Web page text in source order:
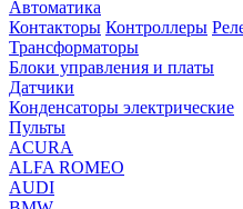
Автоматика
Контакторы Контроллеры
Трансформаторы
Блоки управления и платы
Датчики
Конденсаторы электрические
Пульты
ACURA
ALFA ROMEO
AUDI